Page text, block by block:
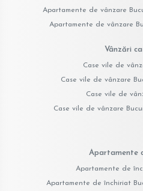
Apartamente de vânzare
Apartamente de vânzare
Vânzări
Case vile de
Case vile de vânzare
Case vile de
Case vile de vânzare
Apartamente
Apartamente de
Apartamente de închiriat